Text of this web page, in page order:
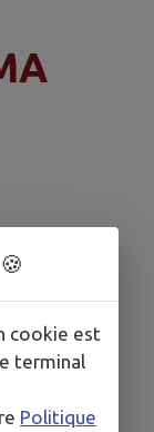
cookie est
terminal
Politique